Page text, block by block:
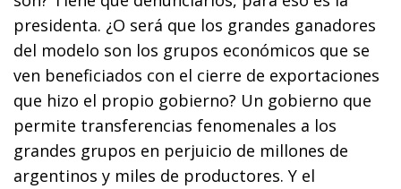
presidenta. ¿O será que los grandes ganadores
del modelo son los grupos económicos que se
ven beneficiados con el cierre de exportaciones
que hizo el propio gobierno? Un gobierno que
permite transferencias fenomenales a los
grandes grupos en perjuicio de millones de
argentinos y miles de productores. Y el